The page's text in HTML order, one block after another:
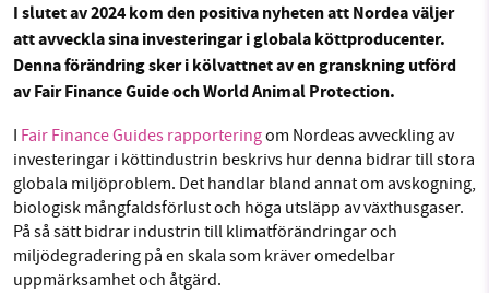
Facebook BlueSky
I slutet av 2024 kom den positiva nyheten att Nordea väljer
att avveckla sina investeringar i globala köttproducenter.
Denna förändring sker i kölvattnet av en granskning utförd
av Fair Finance Guide och World Animal Protection.
I Fair Finance Guides rapporteringom Nordeas avveckling av
investeringar i köttindustrin beskrivs hurdenna bidrar till stora
globala miljöproblem. Det handlar bland annat om avskogning,
biologisk mångfaldsförlust och höga utsläpp av växthusgaser.
På så sätt bidrar industrin till klimatförändringar och
miljödegradering på en skala som kräver omedelbar
uppmärksamhet och åtgärd.
SMB kämpar för en hållbar framtid. Sedan
starten 2010 har vår ideella redaktion drivit
miljödebatten framåt genom
nyhetsbevakning och granskningar. Nu vill vi
utveckla vårt arbete – och vi hoppas att du
vill hjälpa oss.